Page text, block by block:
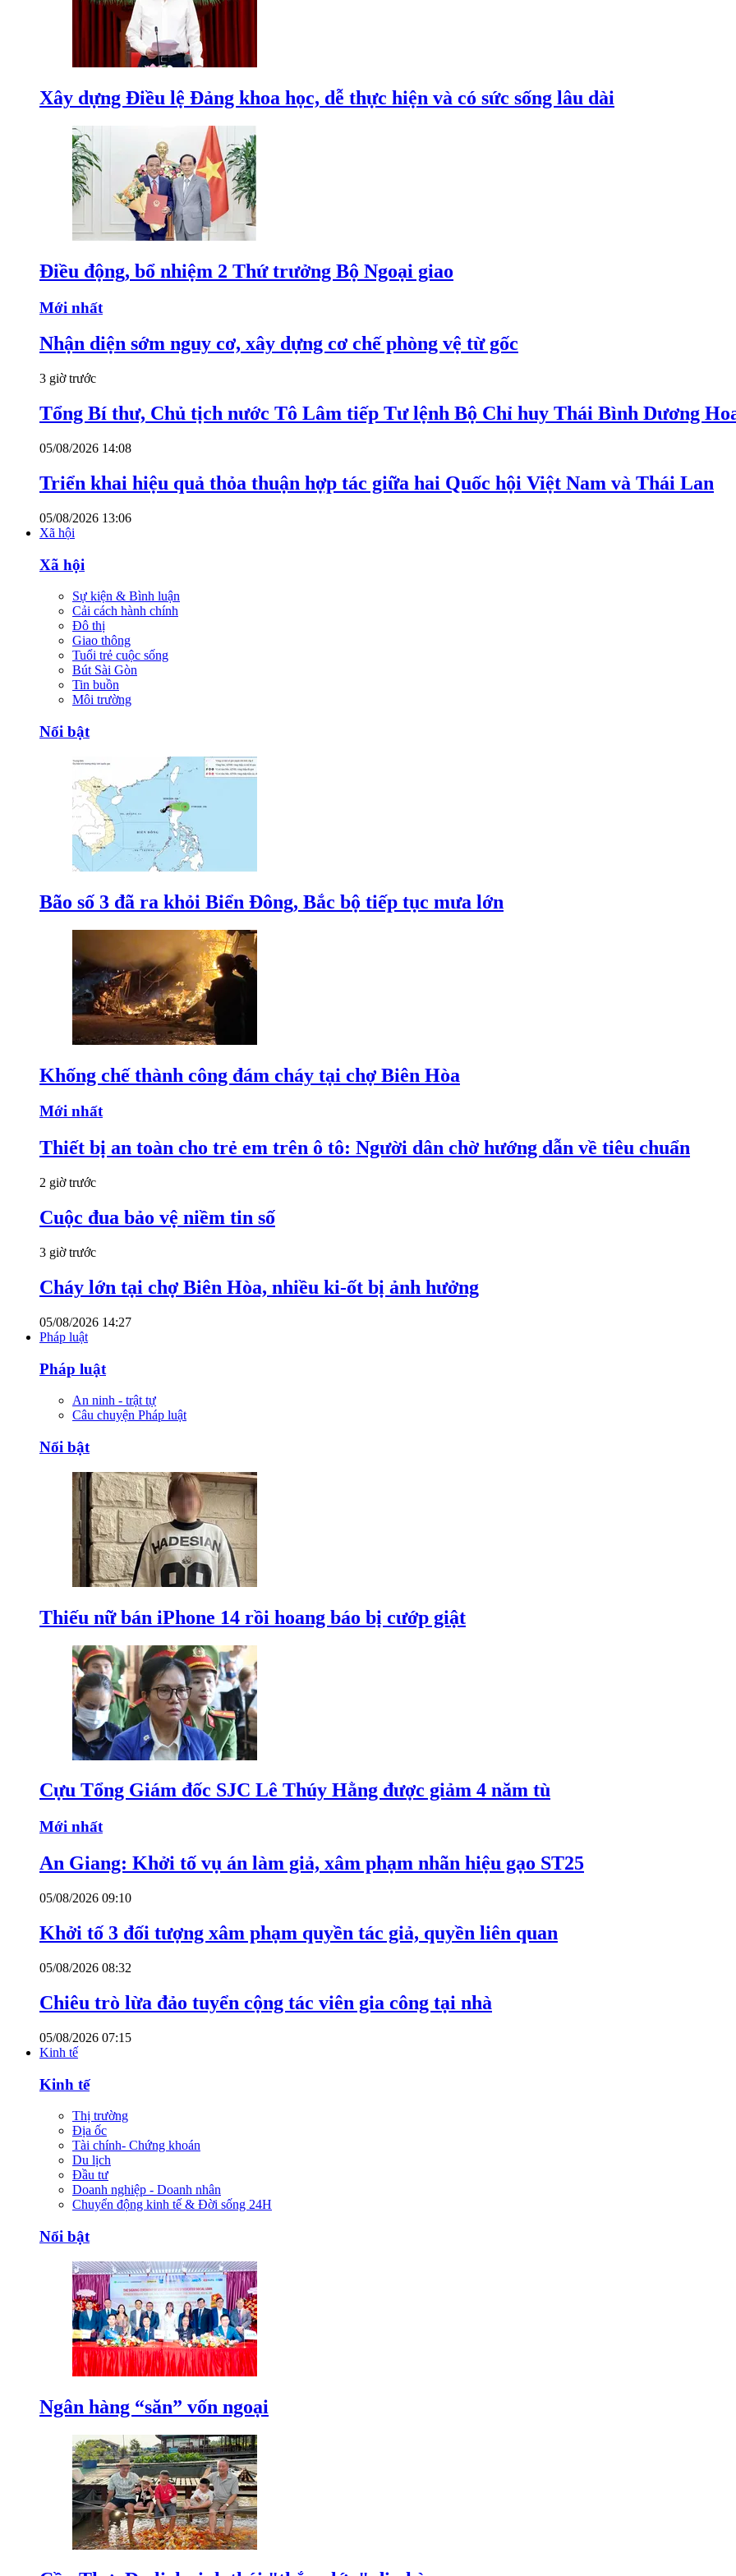
Xây dựng Điều lệ Đảng khoa học, dễ thực hiện và có sức sống lâu dài
Điều động, bổ nhiệm 2 Thứ trưởng Bộ Ngoại giao
Mới nhất
Nhận diện sớm nguy cơ, xây dựng cơ chế phòng vệ từ gốc
3 giờ trước
Tổng Bí thư, Chủ tịch nước Tô Lâm tiếp Tư lệnh Bộ Chỉ huy Thái Bình Dương
05/08/2026 14:08
Triển khai hiệu quả thỏa thuận hợp tác giữa hai Quốc hội Việt Nam và Thái Lan
05/08/2026 13:06
Xã hội
Xã hội
Sự kiện & Bình luận
Cải cách hành chính
Đô thị
Giao thông
Tuổi trẻ cuộc sống
Bút Sài Gòn
Tin buồn
Môi trường
Nổi bật
Bão số 3 đã ra khỏi Biển Đông, Bắc bộ tiếp tục mưa lớn
Khống chế thành công đám cháy tại chợ Biên Hòa
Mới nhất
Thiết bị an toàn cho trẻ em trên ô tô: Người dân chờ hướng dẫn về tiêu chuẩn
2 giờ trước
Cuộc đua bảo vệ niềm tin số
3 giờ trước
Cháy lớn tại chợ Biên Hòa, nhiều ki-ốt bị ảnh hưởng
05/08/2026 14:27
Pháp luật
Pháp luật
An ninh - trật tự
Câu chuyện Pháp luật
Nổi bật
Thiếu nữ bán iPhone 14 rồi hoang báo bị cướp giật
Cựu Tổng Giám đốc SJC Lê Thúy Hằng được giảm 4 năm tù
Mới nhất
An Giang: Khởi tố vụ án làm giả, xâm phạm nhãn hiệu gạo ST25
05/08/2026 09:10
Khởi tố 3 đối tượng xâm phạm quyền tác giả, quyền liên quan
05/08/2026 08:32
Chiêu trò lừa đảo tuyển cộng tác viên gia công tại nhà
05/08/2026 07:15
Kinh tế
Kinh tế
Thị trường
Địa ốc
Tài chính- Chứng khoán
Du lịch
Đầu tư
Doanh nghiệp - Doanh nhân
Chuyển động kinh tế & Đời sống 24H
Nổi bật
Ngân hàng “săn” vốn ngoại